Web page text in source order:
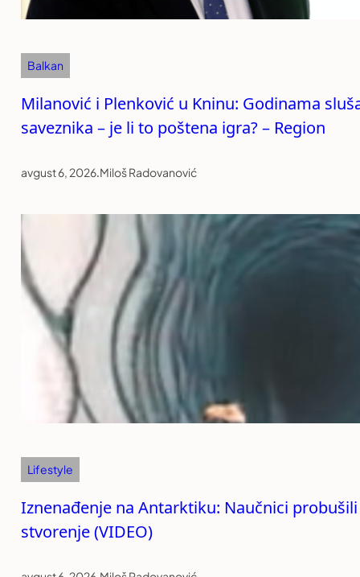
Balkan
Milanović i Plenković u Kninu: Godinama
saveznika – je li to poštena igra? – Region
avgust 6, 2026.Miloš Radovanović
Lifestyle
Iznenađenje na Antarktiku: Naučnici
stvorenje (VIDEO)